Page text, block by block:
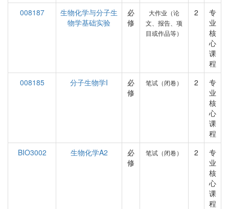
008187
生物化学与分子生
物学基础实验
必
修
大作业（论
文、报告、项
目或作品等）
2
专
业
核
心
课
程
008185
分子生物学I
必
修
笔试（闭卷） 2
专
业
核
心
课
程
BIO3002
生物化学A2
必
修
笔试（闭卷） 2
专
业
核
心
课
程